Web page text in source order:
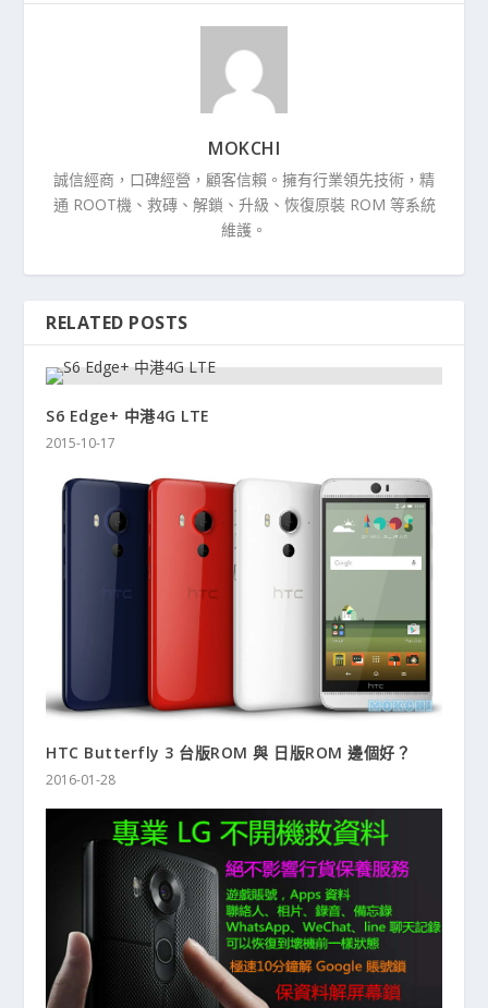
MOKCHI
誠信經商，口碑經營，顧客信賴。擁有行業領先技術，精
通 ROOT機、救磚、解鎖、升級、恢復原裝 ROM 等系統
維護。
RELATED POSTS
S6 Edge+ 中港4G LTE
2015-10-17
HTC Butterfly 3 台版ROM 與 日版ROM 邊個好？
2016-01-28